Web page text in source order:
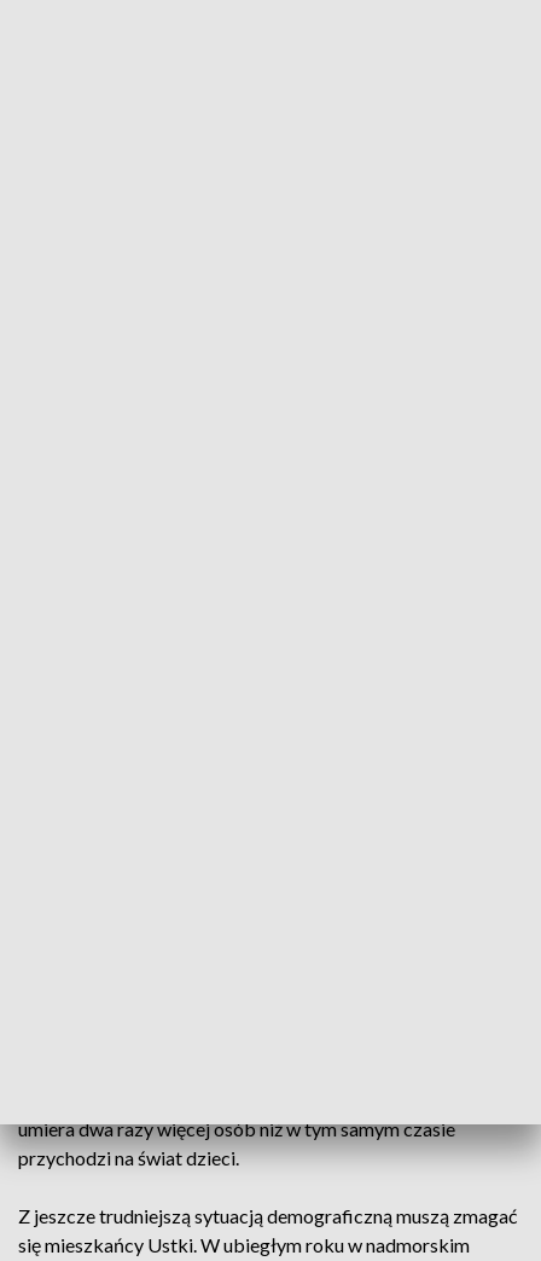
umiera dwa razy więcej osób niż w tym samym czasie
przychodzi na świat dzieci.
Z jeszcze trudniejszą sytuacją demograficzną muszą zmagać
się mieszkańcy Ustki. W ubiegłym roku w nadmorskim